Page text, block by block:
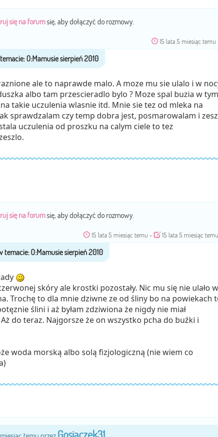
się na forumsię, aby dołączyć do rozmowy.
15 lata 5 miesiąc temu
ale to naprawde malo. A moze mu sie ulalo i w
albo tam przescieradlo bylo ? Moze spal buzia w
takie uczulenia wlasnie itd. Mnie sie tez od mleka na
sprawdzalam czy temp dobra jest, posmarowalam i
uczulenia od proszku na calym ciele to tez
się na forumsię, aby dołączyć do rozmowy.
15 lata 5 miesiąc temu - 15 lata 5 miesiąc temu
skóry ale krostki pozostały. Nic mu się nie ulało w
Trochę to dla mnie dziwne ze od śliny bo na powiekach
ślini i aż byłam zdziwiona że nigdy nie miał
do teraz. Najgorsze że on wszystko pcha do buźki i
woda morską albo solą fizjologiczną (nie wiem co